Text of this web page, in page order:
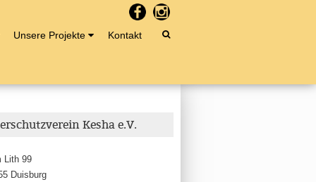
Unsere Projekte Kontakt
Kesha e.V.
Lith 99
Duisburg